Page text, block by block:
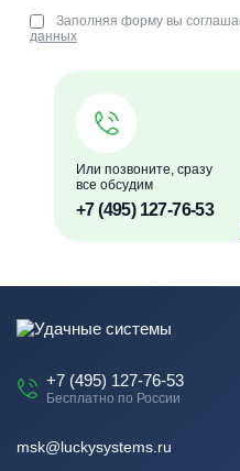
Или позвоните, сразу
все обсудим
+7 (495) 127-76-53
Заполняя форму вы
данных
+7 (495) 127-76-53
Бесплатно по России
msk@luckysystems.ru